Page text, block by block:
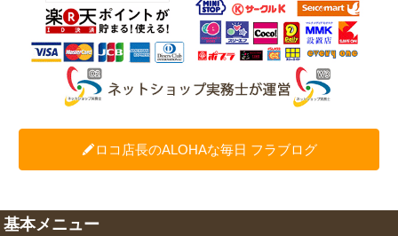
ロコ店長のALOHAな毎日 フラブログ
基本メニュー